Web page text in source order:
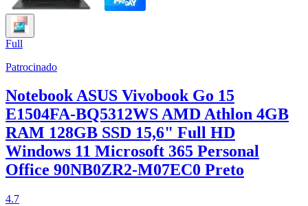
Full
Patrocinado
Notebook ASUS Vivobook Go 15
E1504FA-BQ5312WS AMD Athlon 4GB
RAM 128GB SSD 15,6" Full HD
Windows 11 Microsoft 365 Personal
Office 90NB0ZR2-M07EC0 Preto
4.7